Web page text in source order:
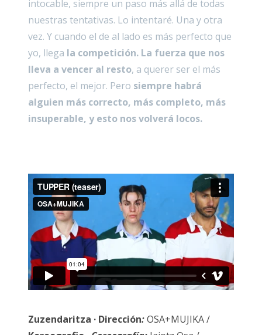
intocable, siempre un paso más allá de todas
nuestras tentativas. Lo intentaré. Una y otra
vez. Y cuando el de al lado es más perfecto que
yo, llega la competición. La fuerza que nos
lleva a vencer al resto, a querer ser el más
perfecto, el mejor. Pero siempre habrá
alguien más correcto, más completo, más
insuperable, y esto nos volverá locos.
Zuzendaritza · Dirección:OSA+MUJIKA /